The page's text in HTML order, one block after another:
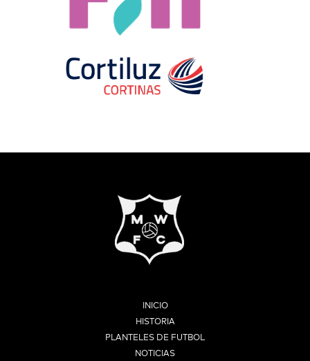
INICIO
HISTORIA
PLANTELES DE FUTBOL
NOTICIAS